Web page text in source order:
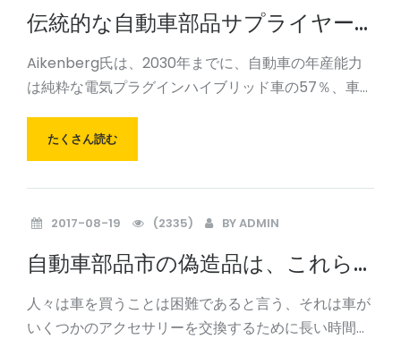
伝統的な自動車部品サプライヤー
のパターンは、電気自動車75％に
よって破壊されるか、または排除
Aikenberg氏は、2030年までに、自動車の年産能力
は純粋な電気プラグインハイブリッド車の57％、車の
車部品、電気自動車オートニューズネットワークによ
れば、伝統的な自動車部品供給業者にとって、
たくさん読む
2017-08-19 (2335) BYADMIN
自動車部品市の偽造品は、これら
の偽の車のアクセサリーの人々が
悩んでいる
人々は車を買うことは困難であると言う、それは車が
いくつかのアクセサリーを交換するために長い時間を